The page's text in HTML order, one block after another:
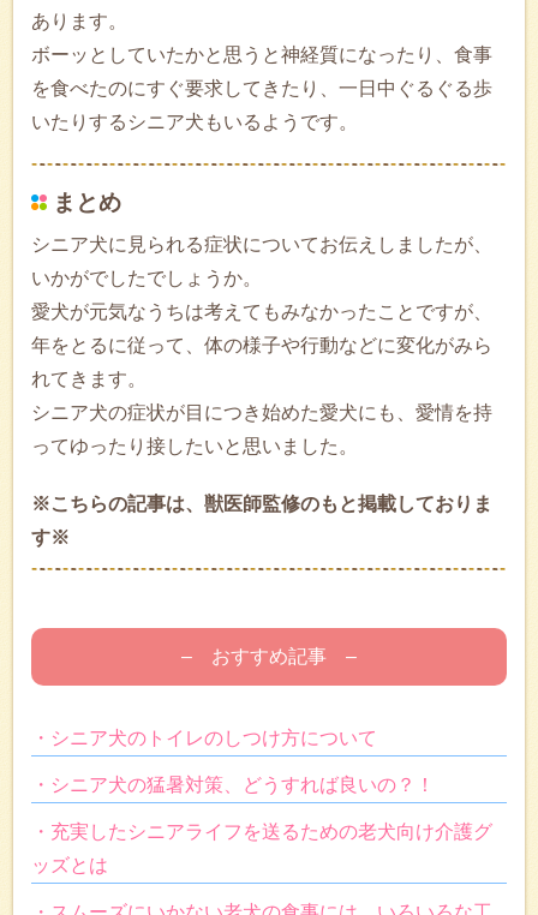
あります。
ボーッとしていたかと思うと神経質になったり、食事
を食べたのにすぐ要求してきたり、一日中ぐるぐる歩
いたりするシニア犬もいるようです。
まとめ
シニア犬に見られる症状についてお伝えしましたが、
いかがでしたでしょうか。
愛犬が元気なうちは考えてもみなかったことですが、
年をとるに従って、体の様子や行動などに変化がみら
れてきます。
シニア犬の症状が目につき始めた愛犬にも、愛情を持
ってゆったり接したいと思いました。
※こちらの記事は、獣医師監修のもと掲載しておりま
す※
– おすすめ記事 –
・シニア犬のトイレのしつけ方について
・シニア犬の猛暑対策、どうすれば良いの？！
・充実したシニアライフを送るための老犬向け介護グ
ッズとは